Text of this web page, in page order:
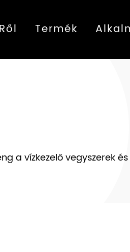
Termék
a vízkezelő vegyszerek